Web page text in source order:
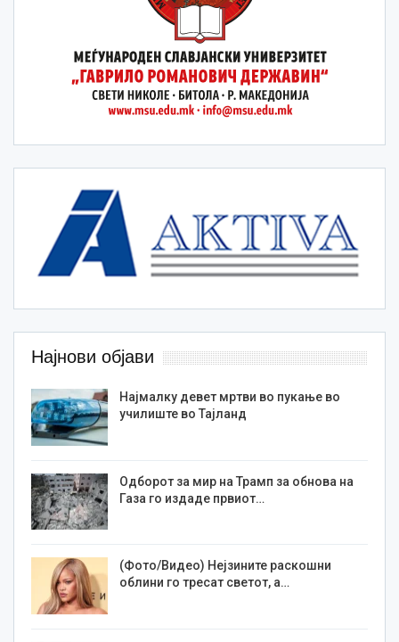
Најнови објави
Најмалку девет мртви во пукање во
училиште во Тајланд
Одборот за мир на Трамп за обнова на
Газа го издаде првиот…
(Фото/Видео) Нејзините раскошни
облини го тресат светот, а…